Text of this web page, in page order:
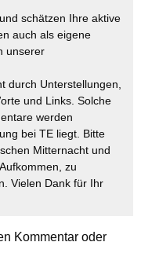
schätzen Ihre aktive
auch als eigene
unserer
durch Unterstellungen,
und Links. Solche
werden
bei TE liegt. Bitte
Mitternacht und
zu
Vielen Dank für Ihr
Kommentar oder